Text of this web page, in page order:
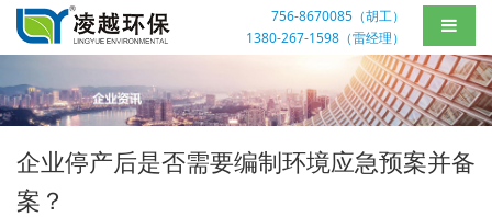
756-8670085（胡工）
1380-267-1598（雷经理）
企业停产后是否需要编制环境应急预案并备
案？